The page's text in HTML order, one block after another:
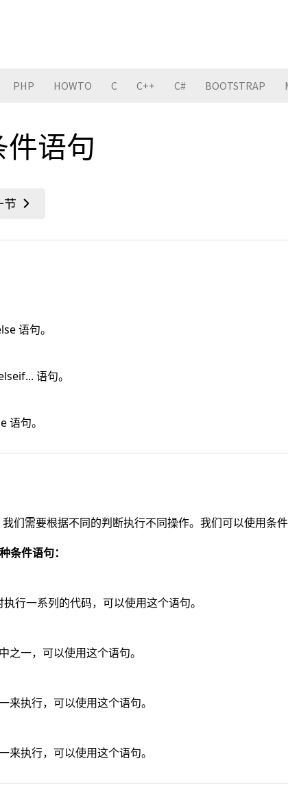
PHP HOWTO C C++ C# BOOTSTRAP
语句
语句。
语句。
语句。
们需要根据不同的判断执行不同操作。我们可以使用条件
条件语句：
行一系列的代码，可以使用这个语句。
之一，可以使用这个语句。
来执行，可以使用这个语句。
来执行，可以使用这个语句。